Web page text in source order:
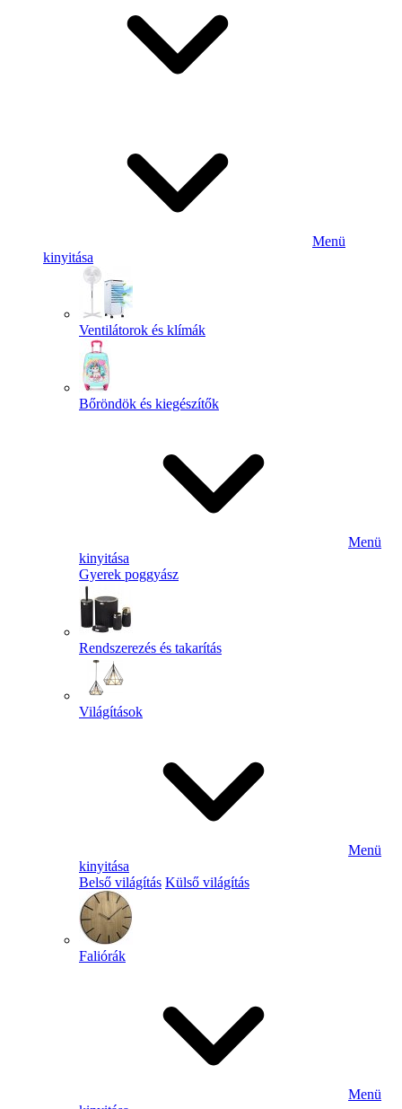
Menü
kinyitása
Ventilátorok és klímák
Bőröndök és kiegészítők
Menü
kinyitása
Gyerek poggyász
Rendszerezés és takarítás
Világítások
Menü
kinyitása
Belső világítás Külső világítás
Faliórák
Menü